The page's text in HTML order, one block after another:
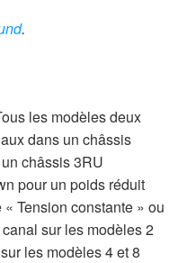
.
les modèles deux
dans un châssis
châssis 3RU
pour un poids réduit
Tension constante » ou
sur les modèles 2
les modèles 4 et 8